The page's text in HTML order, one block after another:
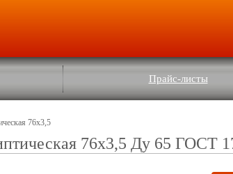
Прайс-листы
76х3,5
76х3,5 Ду 65 ГОСТ